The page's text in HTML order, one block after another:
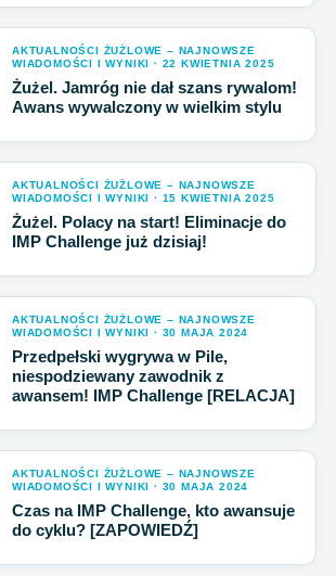
AKTUALNOŚCI ŻUŻLOWE – NAJNOWSZE
WIADOMOŚCI I WYNIKI · 22 KWIETNIA 2025
Żużel. Jamróg nie dał szans rywalom!
Awans wywalczony w wielkim stylu
AKTUALNOŚCI ŻUŻLOWE – NAJNOWSZE
WIADOMOŚCI I WYNIKI · 15 KWIETNIA 2025
Żużel. Polacy na start! Eliminacje do
IMP Challenge już dzisiaj!
AKTUALNOŚCI ŻUŻLOWE – NAJNOWSZE
WIADOMOŚCI I WYNIKI · 30 MAJA 2024
Przedpełski wygrywa w Pile,
niespodziewany zawodnik z
awansem! IMP Challenge [RELACJA]
AKTUALNOŚCI ŻUŻLOWE – NAJNOWSZE
WIADOMOŚCI I WYNIKI · 30 MAJA 2024
Czas na IMP Challenge, kto awansuje
do cyklu? [ZAPOWIEDŹ]